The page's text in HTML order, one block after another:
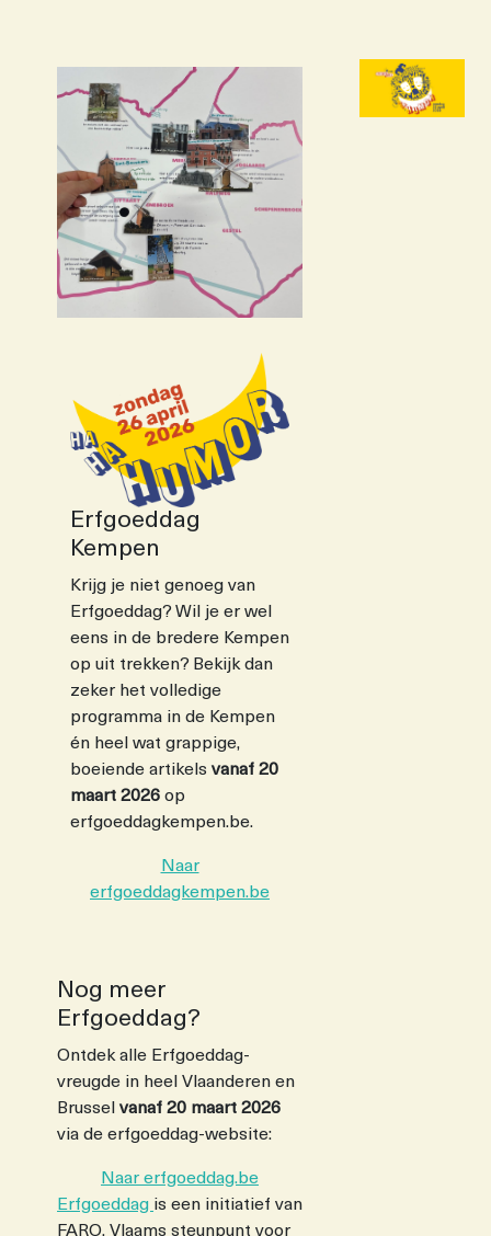
Erfgoeddag
Kempen
Krijg je niet genoeg van
Erfgoeddag? Wil je er wel
eens in de bredere Kempen
op uit trekken? Bekijk dan
zeker het volledige
programma in de Kempen
én heel wat grappige,
boeiende artikels vanaf 20
maart 2026 op
erfgoeddagkempen.be.
Naar
erfgoeddagkempen.be
Nog meer
Erfgoeddag?
Ontdek alle Erfgoeddag-
vreugde in heel Vlaanderen en
Brussel vanaf 20 maart 2026
via de erfgoeddag-website:
Naar erfgoeddag.be
Erfgoeddag is een initiatief van
FARO, Vlaams steunpunt voor